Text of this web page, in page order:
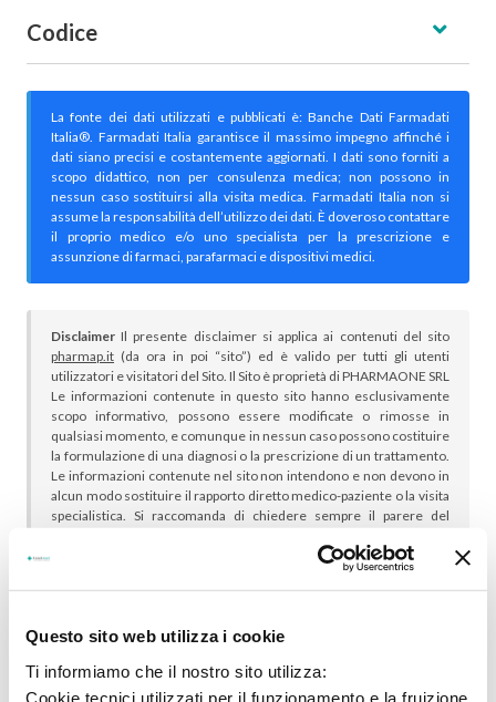
Questo sito web utilizza i cookie
Ti informiamo che il nostro sito utilizza:
Cookie tecnici utilizzati per il funzionamento e la fruizione
Codice
La fonte dei dati utilizzati e pubblicati è: Banche Dati Farmadati
Italia®. Farmadati Italia garantisce il massimo impegno affinché i
dati siano precisi e costantemente aggiornati. I dati sono forniti a
scopo didattico, non per consulenza medica; non possono in
nessun caso sostituirsi alla visita medica. Farmadati Italia non si
assume la responsabilità dell’utilizzo dei dati. È doveroso contattare
il proprio medico e/o uno specialista per la prescrizione e
assunzione di farmaci, parafarmaci e dispositivi medici.
Disclaimer Il presente disclaimer si applica ai contenuti del sito
pharmap.it (da ora in poi “sito”) ed è valido per tutti gli utenti
utilizzatori e visitatori del Sito. Il Sito è proprietà di PHARMAONE SRL
Le informazioni contenute in questo sito hanno esclusivamente
scopo informativo, possono essere modificate o rimosse in
qualsiasi momento, e comunque in nessun caso possono costituire
la formulazione di una diagnosi o la prescrizione di un trattamento.
Le informazioni contenute nel sito non intendono e non devono in
alcun modo sostituire il rapporto diretto medico-paziente o la visita
specialistica. Si raccomanda di chiedere sempre il parere del
indicazione riportata. Se si hanno dubbi o quesiti sull’uso di un
medicinale è necessario consultare il proprio medico.